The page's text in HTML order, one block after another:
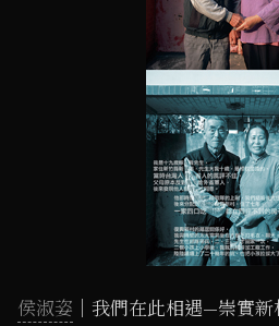
侯淑姿 ｜我們在此相遇—崇實